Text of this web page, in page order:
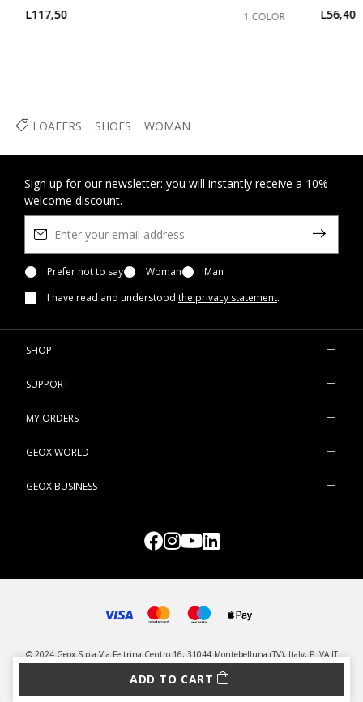
ADD TO CART
LOAFERS SHOES WOMAN
L117,50
1 COLOR
L56,40
Sign up for our newsletter: you will instantly receive a 10%
welcome discount.
Prefer not to say Woman
Man
I have read and understood the privacy statement.
SHOP
SUPPORT
MY ORDERS
GEOX WORLD
GEOX BUSINESS
© 2024 Geox S.p.a Via Feltrina Centro 16, 31044 Montebelluna (TV), Italy, P.IVA IT
03348440268 - All rights reserved